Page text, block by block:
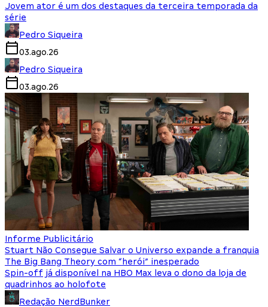
Jovem ator é um dos destaques da terceira temporada da
série
Pedro Siqueira
03.ago.26
Pedro Siqueira
03.ago.26
Informe Publicitário
Stuart Não Consegue Salvar o Universo expande a franquia
The Big Bang Theory com “herói” inesperado
Spin-off já disponível na HBO Max leva o dono da loja de
quadrinhos ao holofote
Redação NerdBunker